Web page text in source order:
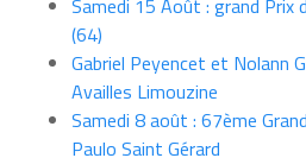
Samedi 15 Août : grand Prix
(64)
Gabriel Peyencet et Nolann
Availles Limouzine
Samedi 8 août : 67ème
Paulo Saint Gérard